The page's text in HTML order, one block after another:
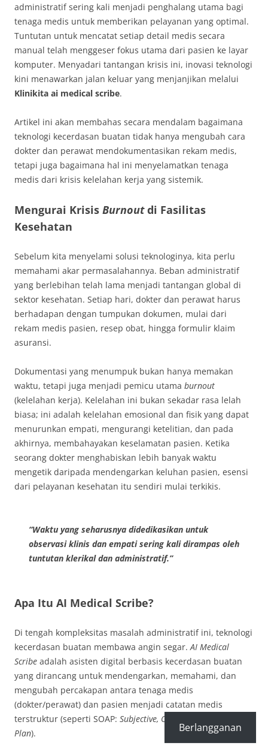
administratif sering kali menjadi penghalang utama bagi
tenaga medis untuk memberikan pelayanan yang optimal.
Tuntutan untuk mencatat setiap detail medis secara
manual telah menggeser fokus utama dari pasien ke layar
komputer. Menyadari tantangan krisis ini, inovasi teknologi
kini menawarkan jalan keluar yang menjanjikan melalui
Klinikita ai medical scribe.
Artikel ini akan membahas secara mendalam bagaimana
teknologi kecerdasan buatan tidak hanya mengubah cara
dokter dan perawat mendokumentasikan rekam medis,
tetapi juga bagaimana hal ini menyelamatkan tenaga
medis dari krisis kelelahan kerja yang sistemik.
Mengurai Krisis Burnoutdi Fasilitas
Kesehatan
Sebelum kita menyelami solusi teknologinya, kita perlu
memahami akar permasalahannya. Beban administratif
yang berlebihan telah lama menjadi tantangan global di
sektor kesehatan. Setiap hari, dokter dan perawat harus
berhadapan dengan tumpukan dokumen, mulai dari
rekam medis pasien, resep obat, hingga formulir klaim
asuransi.
Dokumentasi yang menumpuk bukan hanya memakan
waktu, tetapi juga menjadi pemicu utama burnout
(kelelahan kerja). Kelelahan ini bukan sekadar rasa lelah
biasa; ini adalah kelelahan emosional dan fisik yang dapat
menurunkan empati, mengurangi ketelitian, dan pada
akhirnya, membahayakan keselamatan pasien. Ketika
seorang dokter menghabiskan lebih banyak waktu
mengetik daripada mendengarkan keluhan pasien, esensi
dari pelayanan kesehatan itu sendiri mulai terkikis.
“Waktu yang seharusnya didedikasikan untuk
observasi klinis dan empati sering kali dirampas oleh
tuntutan klerikal dan administratif.”
Apa Itu AI Medical Scribe?
Di tengah kompleksitas masalah administratif ini, teknologi
kecerdasan buatan membawa angin segar. AI Medical
Scribe adalah asisten digital berbasis kecerdasan buatan
yang dirancang untuk mendengarkan, memahami, dan
mengubah percakapan antara tenaga medis
(dokter/perawat) dan pasien menjadi catatan medis
terstruktur (seperti SOAP: Subjective, Objective, Assessment,
Plan). Berlangganan